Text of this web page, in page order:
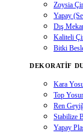
Zoysia
Yapay
Dış
Kaliteli
Bitki
DEKORATIF
Kara
Top
Ren
Stabilize
Yapay